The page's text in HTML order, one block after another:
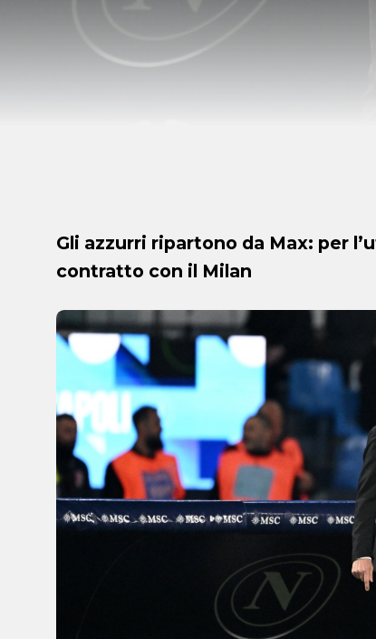
Gli azzurri ripartono da Max: per
contratto con il Milan